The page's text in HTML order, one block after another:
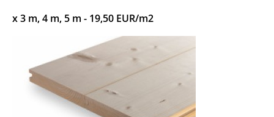
x 3 m, 4 m, 5 m - 19,50 EUR/m2